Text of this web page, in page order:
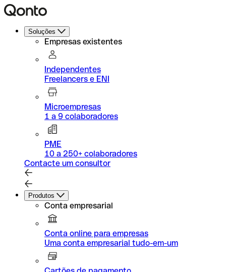
Soluções
Empresas existentes
Independentes
Freelancers e ENI
Microempresas
1 a 9 colaboradores
PME
10 a 250+ colaboradores
Contacte um consultor
Produtos
Conta empresarial
Conta online para empresas
Uma conta empresarial tudo-em-um